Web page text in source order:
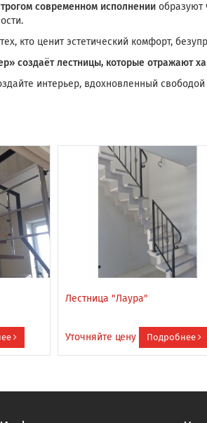
современном исполненииобразуют
кто ценит эстетический комфорт,
создаёт лестницы, которые отражают
интерьер, вдохновленный свободой
Лестница "Лаура"
Уточняйте цену Подробнее